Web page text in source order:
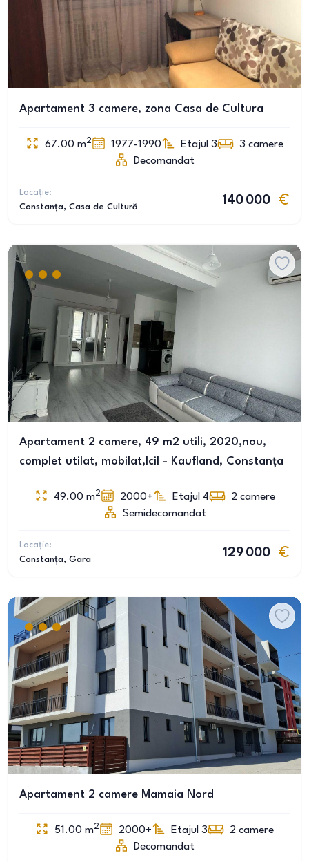
Apartament 3 camere, zona Casa de Cultura
67.00 m2 1977-1990 Etajul 3 3 camere
Decomandat
Locație:
Constanța, Casa de Cultură
140 000
Apartament 2 camere, 49 m2 utili, 2020,nou,
complet utilat, mobilat,Icil - Kaufland, Constanța
49.00 m2 2000+ Etajul 4 2 camere
Semidecomandat
Locație:
Constanța, Gara
129 000
Apartament 2 camere Mamaia Nord
51.00 m2 2000+ Etajul 3 2 camere
Decomandat